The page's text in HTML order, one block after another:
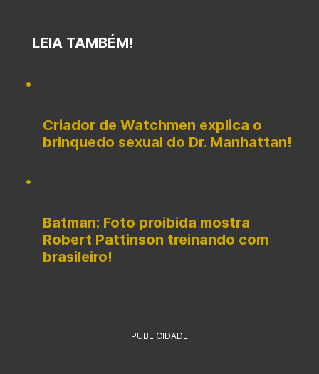
LEIA TAMBÉM!
Criador de Watchmen explica o
brinquedo sexual do Dr. Manhattan!
Batman: Foto proibida mostra
Robert Pattinson treinando com
brasileiro!
PUBLICIDADE